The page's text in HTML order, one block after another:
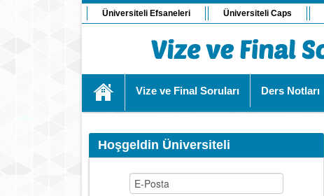
Üniversiteli Efsaneleri Üniversiteli Caps
Vize ve Final Soruları Ders Notları
Hoşgeldin Üniversiteli